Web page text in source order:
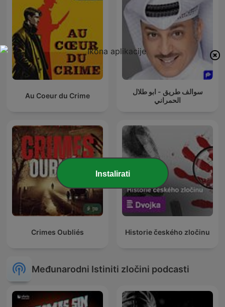
Au Coeur du Crime
سوالف طريق - ابو طلال
الحمراني
Crimes Oubliés Historie českého zločinu
Međunarodni Istiniti zločini podcasti
Instalirati